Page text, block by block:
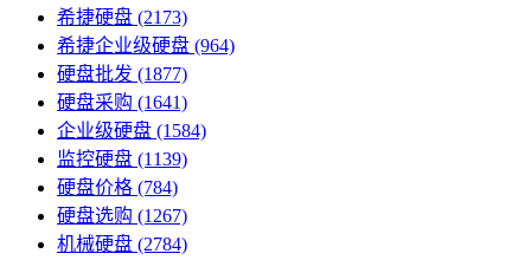
希捷硬盘 (2173)
希捷企业级硬盘 (964)
硬盘批发 (1877)
硬盘采购 (1641)
企业级硬盘 (1584)
监控硬盘 (1139)
硬盘价格 (784)
硬盘选购 (1267)
机械硬盘 (2784)